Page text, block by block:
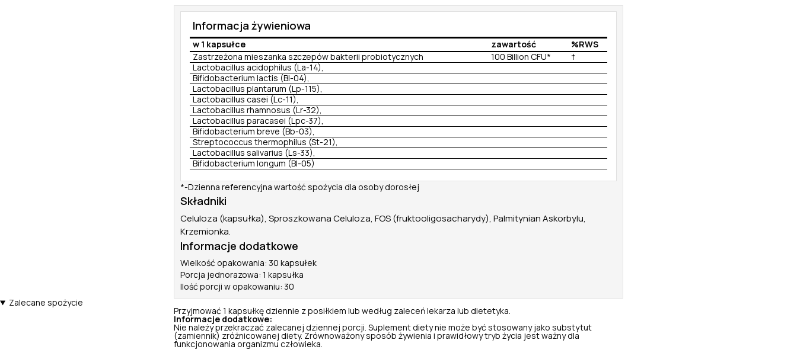
Informacja żywieniowa
w 1 kapsułce zawartość
%RWS
Zastrzeżona mieszanka szczepów bakterii probiotycznych
100 Billion CFU*
†
Lactobacillus acidophilus (La-14),
Bifidobacterium lactis (BI-04),
Lactobacillus plantarum (Lp-115),
Lactobacillus casei (Lc-11),
Lactobacillus rhamnosus (Lr-32),
Lactobacillus paracasei (Lpc-37),
Bifidobacterium breve (Bb-03),
Streptococcus thermophilus (St-21),
Lactobacillus salivarius (Ls-33),
Bifidobacterium longum (BI-05)
*-Dzienna referencyjna wartość spożycia dla osoby dorosłej
Składniki
Celuloza (kapsułka), Sproszkowana Celuloza, FOS (fruktooligosacharydy), Palmitynian Askorbylu,
Krzemionka.
Informacje dodatkowe
Wielkość opakowania: 30 kapsułek
Porcja jednorazowa: 1 kapsułka
Ilość porcji w opakowaniu: 30
Zalecane spożycie
Przyjmować 1 kapsułkę dziennie z posiłkiem lub według zaleceń lekarza lub dietetyka.
Informacje dodatkowe:
Nie należy przekraczać zalecanej dziennej porcji. Suplement diety nie może być stosowany jako substytut
(zamiennik) zróżnicowanej diety. Zrównoważony sposób żywienia i prawidłowy tryb życia jest ważny dla
funkcjonowania organizmu człowieka.